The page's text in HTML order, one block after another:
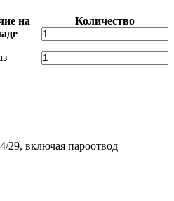
на
Количество
29, включая пароотвод